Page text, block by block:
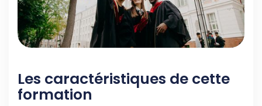
Les caractéristiques de cette
formation